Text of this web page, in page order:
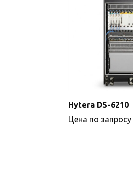
Hytera DS-6210
Цена по запросу